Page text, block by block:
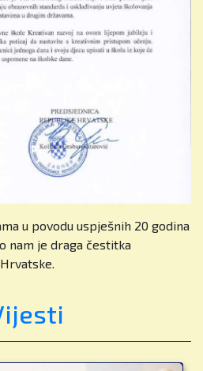
u povodu uspješnih 20 godina
nam je draga čestitka